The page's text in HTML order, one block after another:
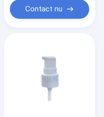
Contact nu